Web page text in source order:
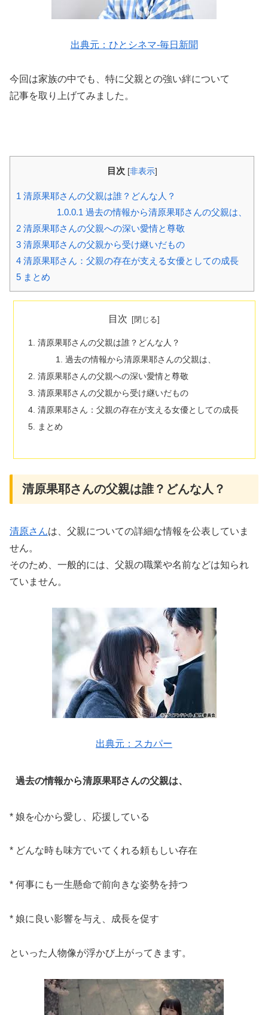
出典元：ひとシネマ-毎日新聞
今回は家族の中でも、特に父親との強い絆について
記事を取り上げてみました 。
目次 [非表示]
1 清原果耶さんの父親は誰？どんな人？
1.0.0.1 過去の情報から清原果耶さんの父親は、
2 清原果耶さんの父親への深い愛情と尊敬
3 清原果耶さんの父親から受け継いだもの
4 清原果耶さん：父親の存在が支える女優としての成長
5 まとめ
目次
清原果耶さんの父親は誰？どんな人？
過去の情報から清原果耶さんの父親は、
清原果耶さんの父親への深い愛情と尊敬
清原果耶さんの父親から受け継いだもの
清原果耶さん：父親の存在が支える女優としての成長
まとめ
清原果耶さんの父親は誰？どんな人？
清原さんは、父親についての詳細な情報を公表していま
せん。
そのため、一般的には、父親の職業や名前などは知られ
ていません。
出典元：スカパー
過去の情報から清原果耶さんの父親は、
* 娘を心から愛し、応援している
* どんな時も味方でいてくれる頼もしい存在
* 何事にも一生懸命で前向きな姿勢を持つ
* 娘に良い影響を与え、成長を促す
といった人物像が浮かび上がってきます。